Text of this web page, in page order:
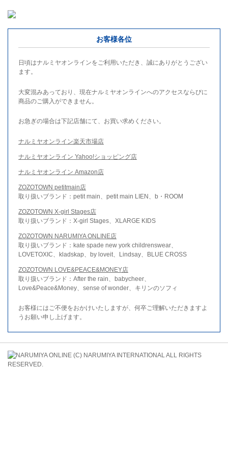
お客様各位
日頃はナルミヤオンラインをご利用いただき、誠にありがとうござい
ます。
大変混みあっており、現在ナルミヤオンラインへのアクセスならびに
商品のご購入ができません。
お急ぎの場合は下記店舗にて、お買い求めください。
ナルミヤオンライン楽天市場店
ナルミヤオンライン Yahoo!ショッピング店
ナルミヤオンライン Amazon店
ZOZOTOWN petitmain店
取り扱いブランド：petit main、petit main LIEN、b・ROOM
ZOZOTOWN X-girl Stages店
取り扱いブランド：X-girl Stages、XLARGE KIDS
ZOZOTOWN NARUMIYA ONLINE店
取り扱いブランド：kate spade new york childrenswear、
LOVETOXIC、kladskap、by loveit、Lindsay、BLUE CROSS
ZOZOTOWN LOVE&PEACE&MONEY店
取り扱いブランド：After the rain、babycheer、
Love&Peace&Money、sense of wonder、キリンのソフィ
お客様にはご不便をおかけいたしますが、何卒ご理解いただきますよ
うお願い申し上げます。